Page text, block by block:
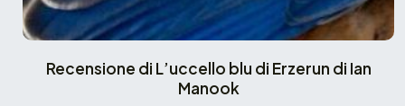
Recensione di L’uccello blu di Erzerun di Ian
Manook